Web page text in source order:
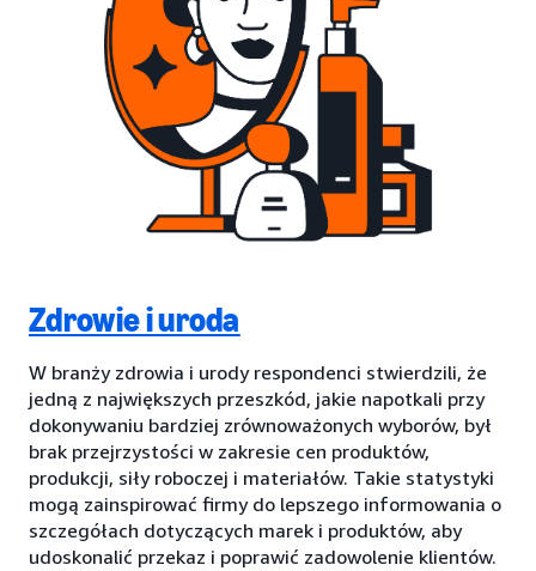
Zdrowie i uroda
W branży zdrowia i urody respondenci stwierdzili, że
jedną z największych przeszkód, jakie napotkali przy
dokonywaniu bardziej zrównoważonych wyborów, był
brak przejrzystości w zakresie cen produktów,
produkcji, siły roboczej i materiałów. Takie statystyki
mogą zainspirować firmy do lepszego informowania o
szczegółach dotyczących marek i produktów, aby
udoskonalić przekaz i poprawić zadowolenie klientów.